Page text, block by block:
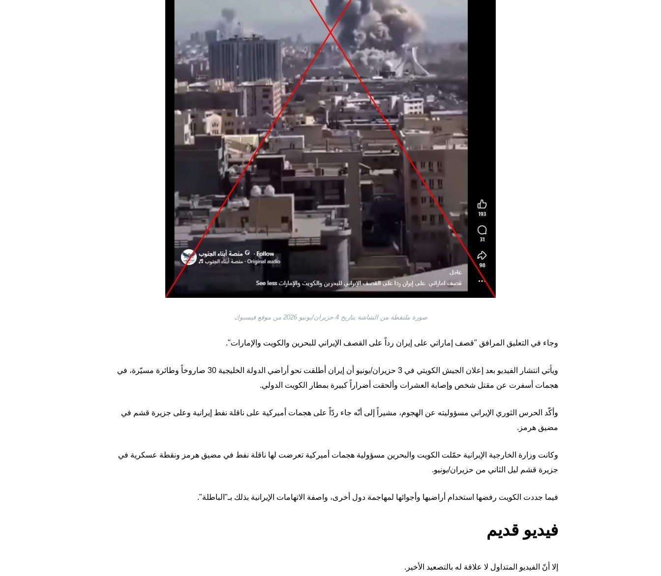
صورة ملتقطة من الشاشة بتاريخ 4 حزيران/يونيو 2026 من موقع فيسبوك
وجاء في التعليق المرافق "قصف إماراتي على إيران رداً على القصف الإيراني للبحرين والكويت والإمارات".
ويأتي انتشار الفيديو بعد إعلان الجيش الكويتي في 3 حزيران/يونيو أن إيران أطلقت نحو أراضي الدولة الخليجية 30 صاروخاً وطائرة مسيّرة، في
هجمات أسفرت عن مقتل شخص وإصابة العشرات وألحقت أضراراً كبيرة بمطار الكويت الدولي.
وأكّد الحرس الثوري الإيراني مسؤوليته عن الهجوم، مشيراً إلى أنّه جاء ردّاً على هجمات أميركية على ناقلة نفط إيرانية وعلى جزيرة قشم في
مضيق هرمز.
وكانت وزارة الخارجية الإيرانية حمّلت الكويت والبحرين مسؤولية هجمات أميركية تعرضت لها ناقلة نفط في مضيق هرمز ونقطة عسكرية في
جزيرة قشم ليل الثاني من حزيران/يونيو.
فيما جددت الكويت رفضها استخدام أراضيها وأجوائها لمهاجمة دول أخرى، واصفة الاتهامات الإيرانية بذلك بـ"الباطلة".
فيديو قديم
إلا أنّ الفيديو المتداول لا علاقة له بالتصعيد الأخير.